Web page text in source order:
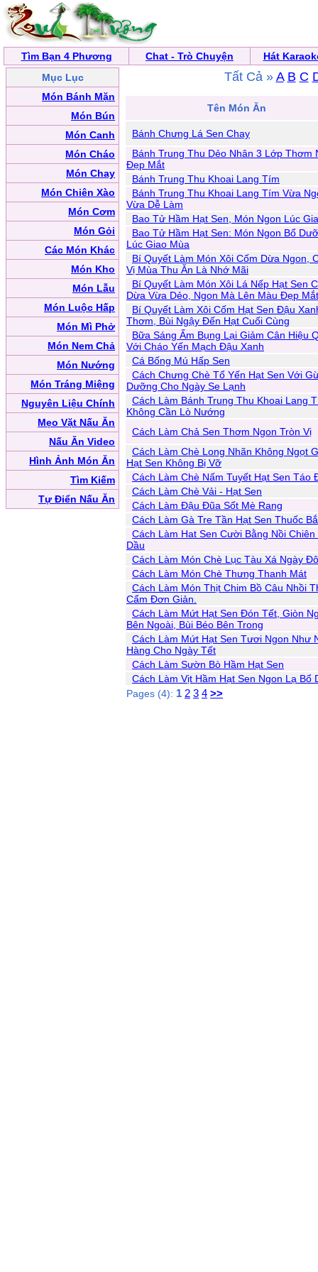
Tìm Bạn 4 Phương Chat - Trò Chuyện
Hát
Mục Lục
Món Bánh Mặn
Món Bún
Món Canh
Món Cháo
Món Chay
Món Chiên Xào
Món Cơm
Món Gỏi
Các Món Khác
Món Kho
Món Lẫu
Món Luộc Hấp
Món Mì Phở
Món Nem Chả
Món Nướng
Món Tráng Miệng
Nguyên Liệu Chính
Mẹo Vặt Nấu Ăn
Nấu Ăn Video
Hình Ảnh Món Ăn
Tìm Kiếm
Tự Điển Nấu Ăn
Tất Cả » A B C
Tên Món Ăn
Bánh Chưng Lá Sen Chay
Bánh Trung Thu Dẻo Nhân 3 Lớp Thơm
Đẹp Mắt
Bánh Trung Thu Khoai Lang Tím
Bánh Trung Thu Khoai Lang Tím Vừa
Vừa Dễ Làm
Bao Tử Hầm Hạt Sen, Món Ngon Lúc
Bao Tử Hầm Hạt Sen: Món Ngon Bổ
Lúc Giao Mùa
Bí Quyết Làm Món Xôi Cốm Dừa Ngon,
Vị Mùa Thu Ăn Là Nhớ Mãi
Bí Quyết Làm Món Xôi Lá Nếp Hạt Sen
Dừa Vừa Dẻo, Ngon Mà Lên Màu Đẹp Mắt
Bí Quyết Làm Xôi Cốm Hạt Sen Đậu
Thơm, Bùi Ngậy Đến Hạt Cuối Cùng
Bữa Sáng Ấm Bụng Lại Giảm Cân Hiệu
Với Cháo Yến Mạch Đậu Xanh
Cá Bống Mú Hấp Sen
Cách Chưng Chè Tổ Yến Hạt Sen Với
Dưỡng Cho Ngày Se Lạnh
Cách Làm Bánh Trung Thu Khoai Lang
Không Cần Lò Nướng
Cách Làm Chả Sen Thơm Ngon Tròn Vị
Cách Làm Chè Long Nhãn Không Ngọt
Hạt Sen Không Bị Vỡ
Cách Làm Chè Nấm Tuyết Hạt Sen Táo
Cách Làm Chè Vải - Hạt Sen
Cách Làm Đậu Đũa Sốt Mè Rang
Cách Làm Gà Tre Tần Hạt Sen Thuốc
Cách Làm Hat Sen Cười Bằng Nồi Chiên
Dầu
Cách Làm Món Chè Lục Tàu Xá Ngày
Cách Làm Món Chè Thưng Thanh Mát
Cách Làm Món Thịt Chim Bồ Câu Nhồi
Cẩm Đơn Giản.
Cách Làm Mứt Hạt Sen Đón Tết, Giòn
Bên Ngoài, Bùi Béo Bên Trong
Cách Làm Mứt Hạt Sen Tươi Ngon Như
Hàng Cho Ngày Tết
Cách Làm Sườn Bò Hầm Hạt Sen
Cách Làm Vịt Hầm Hạt Sen Ngon Lạ Bổ
Pages (4): 1 2 3 4 >>